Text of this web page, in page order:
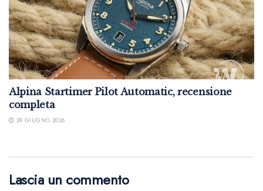
Alpina Startimer Pilot Automatic, recensione
completa
29 GIUGNO 2026
Lascia un commento